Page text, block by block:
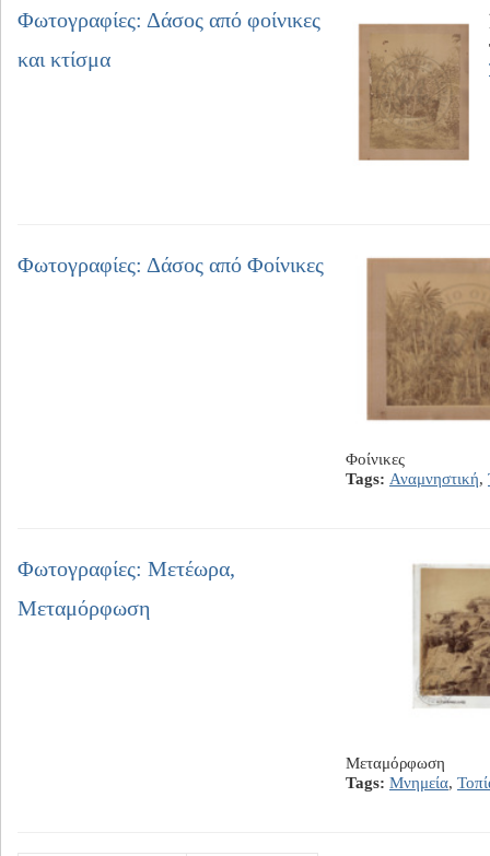
Φωτογραφίες: Δάσος από φοίνικες
και κτίσμα
Φωτογραφίες: Δάσος από Φοίνικες
Φοίνικες
Tags: Αναμνηστική,
Φωτογραφίες: Μετέωρα,
Μεταμόρφωση
Μεταμόρφωση
Tags: Μνημεία,